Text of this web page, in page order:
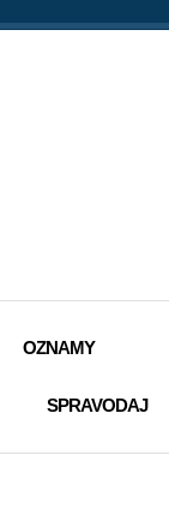
OZNAMY
SPRAVODAJ